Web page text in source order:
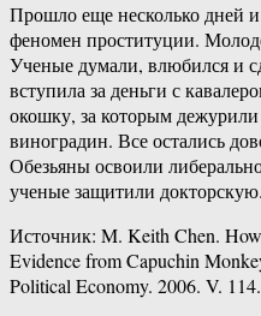
Прошло еще несколько дней
феномен проституции.
Ученые думали, влюбился и
вступила за деньги с
окошку, за которым
виноградин. Все остались
Обезьяны освоили
ученые защитили докторскую.
Источник: M. Keith Chen.
Evidence from Capuchin
Political Economy. 2006. V.